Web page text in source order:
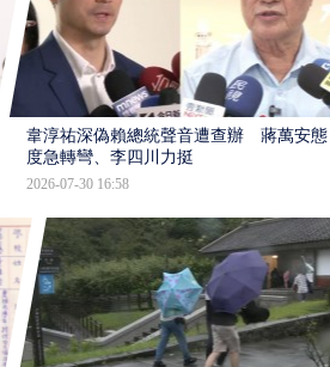
韋淳祐深偽賴總統聲音遭查辦 蔣萬安態
度急轉彎、李四川力挺
2026-07-30 16:58